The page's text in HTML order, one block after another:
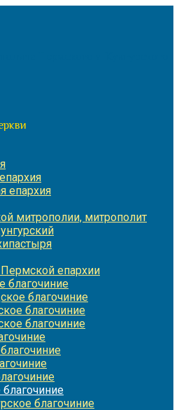
епархия
митрополии, митрополит
епархии
благочиние
благочиние
благочиние
благочиние
благочиние